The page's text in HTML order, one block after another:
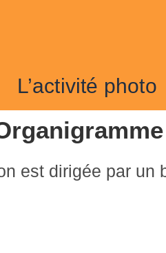
L’activité photo
est dirigée par